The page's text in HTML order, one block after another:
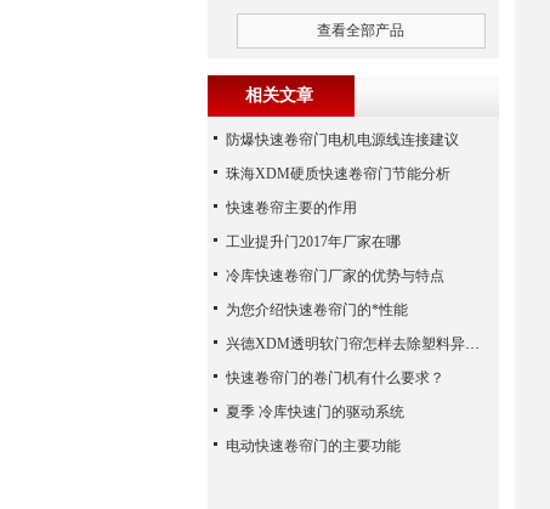
查看全部产品
相关文章
防爆快速卷帘门电机电源线连接建议
珠海XDM硬质快速卷帘门节能分析
快速卷帘主要的作用
工业提升门2017年厂家在哪
冷库快速卷帘门厂家的优势与特点
为您介绍快速卷帘门的*性能
兴德XDM透明软门帘怎样去除塑料异味？
快速卷帘门的卷门机有什么要求？
夏季 冷库快速门的驱动系统
电动快速卷帘门的主要功能